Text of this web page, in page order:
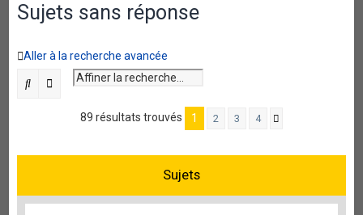
Sujets sans réponse
Aller à la recherche avancée
RechercherRecherche avancée
89 résultats trouvés 1 2 3 4
Sujets